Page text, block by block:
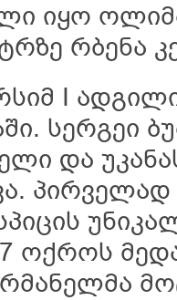
იყო
რბენა
I
სერგეი
და
პირველად
7 ოქროს